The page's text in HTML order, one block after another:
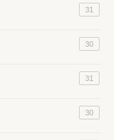
31
30
31
30